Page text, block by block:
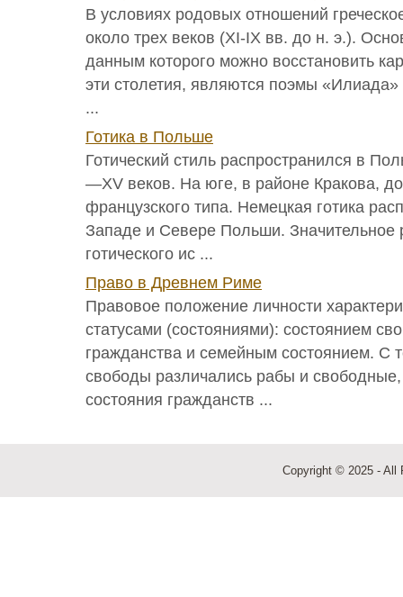
В условиях родовых отношений
около трех веков (ХI-IX вв. до н. э.).
данным которого можно восстановить
эти столетия, являются поэмы
...
Готика в Польше
Готический стиль распространился в
—XV веков. На юге, в районе Кракова,
французского типа. Немецкая готика
Западе и Севере Польши. Значительное
готического ис ...
Право в Древнем Риме
Правовое положение личности
статусами (состояниями): состоянием
гражданства и семейным состоянием. С
свободы различались рабы и свободные,
состояния гражданств ...
Copyright © 2025 - All